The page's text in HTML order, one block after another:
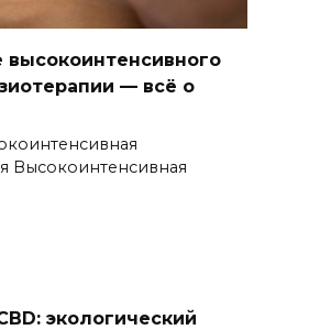
— всё о
Высокоинтенсивная
экологический